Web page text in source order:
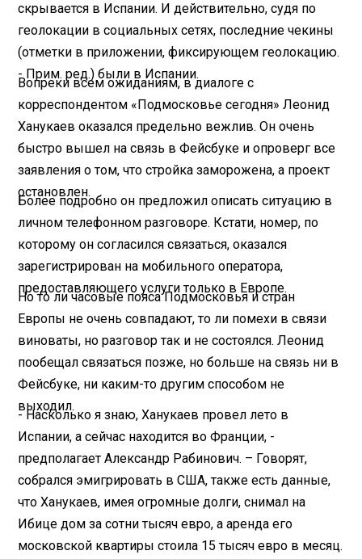
скрывается в Испании. И действительно, судя по
геолокации в социальных сетях, последние чекины
(отметки в приложении, фиксирующем геолокацию.
- Прим. ред.) были в Испании.
Вопреки всем ожиданиям, в диалоге с
корреспондентом «Подмосковье сегодня» Леонид
Ханукаев оказался предельно вежлив. Он очень
быстро вышел на связь в Фейсбуке и опроверг все
заявления о том, что стройка заморожена, а проект
остановлен.
Более подробно он предложил описать ситуацию в
личном телефонном разговоре. Кстати, номер, по
которому он согласился связаться, оказался
зарегистрирован на мобильного оператора,
предоставляющего услуги только в Европе.
Но то ли часовые пояса Подмосковья и стран
Европы не очень совпадают, то ли помехи в связи
виноваты, но разговор так и не состоялся. Леонид
пообещал связаться позже, но больше на связь ни в
Фейсбуке, ни каким-то другим способом не
выходил.
- Насколько я знаю, Ханукаев провел лето в
Испании, а сейчас находится во Франции, -
предполагает Александр Рабинович. – Говорят,
собрался эмигрировать в США, также есть данные,
что Ханукаев, имея огромные долги, снимал на
Ибице дом за сотни тысяч евро, а аренда его
московской квартиры стоила 15 тысяч евро в месяц.